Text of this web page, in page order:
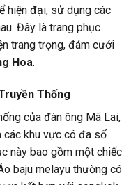
hiện đại, sử dụng các
Đây là trang phục
trang trọng, đám cưới
Hoa.
Thống
của đàn ông Mã Lai,
các khu vực có đa số
này bao gồm một chiếc
baju melayu thường có